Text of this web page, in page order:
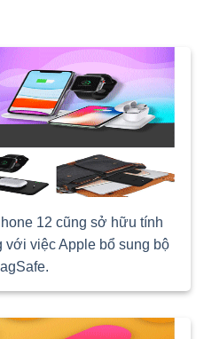
12 cũng sở hữu tính
với việc Apple bổ sung bộ